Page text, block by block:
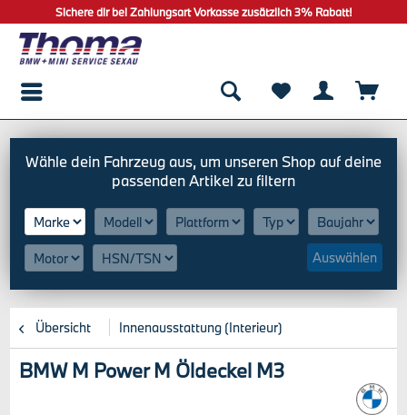
Sichere dir bei Zahlungsart Vorkasse zusätzlich 3% Rabatt!
Auswählen
Übersicht Innenausstattung (Interieur)
BMW M Power M Öldeckel M3